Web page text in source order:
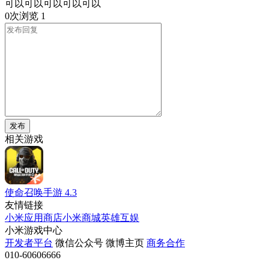
可以可以可以可以可以
0次浏览 1
发布
相关游戏
使命召唤手游 4.3
友情链接
小米应用商店小米商城英雄互娱
小米游戏中心
开发者平台 微信公众号 微博主页 商务合作
010-60606666